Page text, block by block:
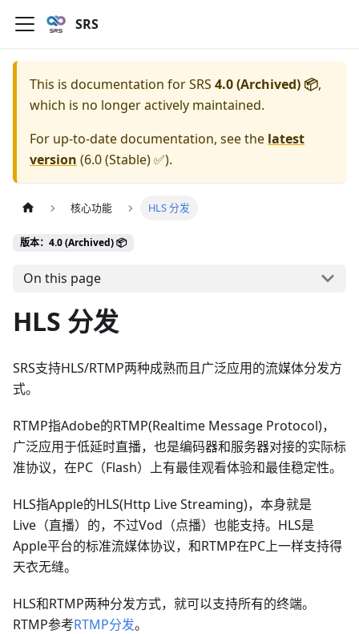
SRS
This is documentation forSRS 4.0 (Archived) 📦,
which is no longer actively maintained.
For up-to-date documentation, see the latest
version (6.0 (Stable) ✅).
核心功能 HLS 分发
版本：4.0 (Archived) 📦
On this page
HLS 分发
SRS支持HLS/RTMP两种成熟而且广泛应用的流媒体分发方
式。
RTMP指Adobe的RTMP(Realtime Message Protocol)，
广泛应用于低延时直播，也是编码器和服务器对接的实际标
准协议，在PC（Flash）上有最佳观看体验和最佳稳定性。
HLS指Apple的HLS(Http Live Streaming)，本身就是
Live（直播）的，不过Vod（点播）也能支持。HLS是
Apple平台的标准流媒体协议，和RTMP在PC上一样支持得
天衣无缝。
HLS和RTMP两种分发方式，就可以支持所有的终端。
RTMP参考RTMP分发。